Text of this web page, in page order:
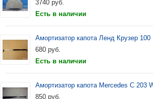
3740 руб.
Есть в наличии
Амортизатор капота Ленд Крузер 100
680 руб.
Есть в наличии
Амортизатор капота Mercedes C 203
850 руб.